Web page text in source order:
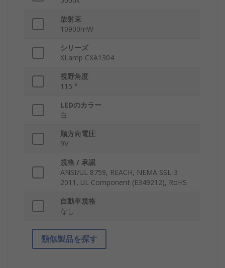
放射束
10900mW
シリーズ
XLamp CXA1304
視野角度
115 °
LEDのカラー
白
順方向電圧
9V
規格 / 承認
ANSI/UL 8759, REACH, NEMA SSL-3
2011, UL Component (E349212), RoHS
自動車規格
なし
類似製品を探す